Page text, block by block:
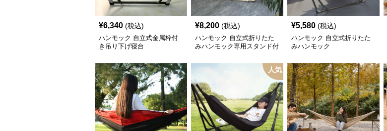
¥6,340 (税込)
ハンモック 自立式金属枠付
き吊り下げ寝台
¥8,200 (税込)
ハンモック 自立式折りたた
みハンモック専用スタンド付
¥5,580 (税込)
ハンモック 自立式折りたた
みハンモック
人気